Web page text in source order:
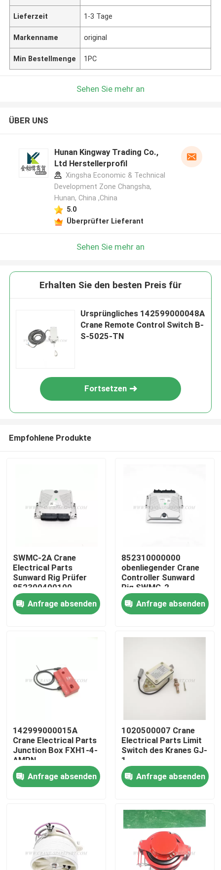
Startseite
Produkte
Fabrik Tour
Kontakt
Nachrichten
Ersatzteile des Kranes
Crane Electrical Parts
Lieferzeit 1-3 Tage
Markenname original
Min Bestellmenge 1PC
Sehen Sie mehr an
ÜBER UNS
Hunan Kingway Trading Co.,
Ltd Herstellerprofil
Xingsha Economic & Technical
Development Zone Changsha,
Hunan, China ,China
5.0
Überprüfter Lieferant
Sehen Sie mehr an
Erhalten Sie den besten Preis für
Ursprüngliches 142599000048A
Crane Remote Control Switch B-
S-5025-TN
Fortsetzen
Empfohlene Produkte
SWMC-2A Crane
Electrical Parts
Sunward Rig Prüfer
852300400100
Anfrage absenden
852310000000
obenliegender Crane
Controller Sunward
Rig SWMC-2
Anfrage absenden
142999000015A
Crane Electrical Parts
Junction Box FXH1-4-
AMPN
Anfrage absenden
1020500007 Crane
Electrical Parts Limit
Switch des Kranes GJ-
1
Anfrage absenden